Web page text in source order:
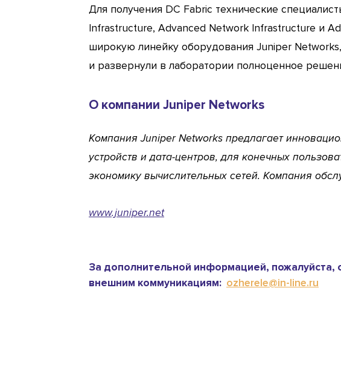
Для получения DC Fabric технические
Infrastructure, Advanced Network Infrastructure и
широкую линейку оборудования Juniper
и развернули в лаборатории полноценное
О компании Juniper Networks
Компания Juniper Networks предлагает
устройств и дата-центров, для конечных
экономику вычислительных сетей. Компания
www.juniper.net
За дополнительной информацией,
внешним коммуникациям: ozherele@in-line.ru